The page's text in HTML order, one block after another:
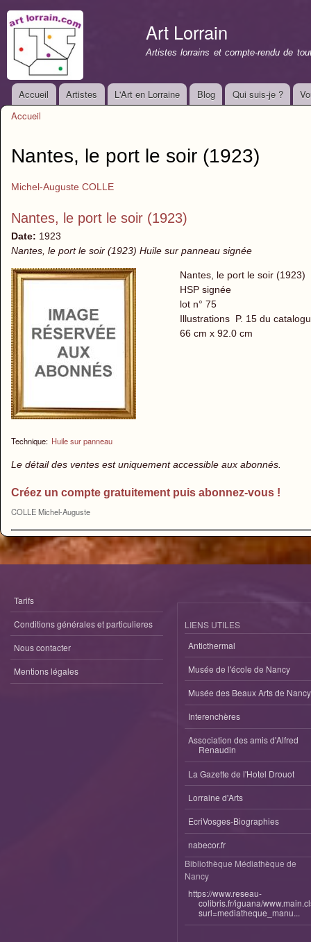
Art Lorrain
Artistes lorrains et compte-rendu de
Menu principal
Accueil Artistes L'Art en Lorraine Blog Qui suis-je ?
Accueil
Nantes, le port le soir (1923)
Michel-Auguste COLLE
Nantes, le port le soir (1923)
Date: 1923
Nantes, le port le soir (1923) Huile sur panneau signée
Technique: Huile sur panneau
Nantes, le port le soir (1923)
HSP signée
lot n° 75
Illustrations P. 15 du
66 cm x 92.0 cm
Le détail des ventes est uniquement accessible aux abonnés.
Créez un compte gratuitement puis abonnez-vous !
COLLE Michel-Auguste
Tarifs
Conditions générales et particulieres
Nous contacter
Mentions légales
LIENS UTILES
Anticthermal
Musée de l'école de Nancy
Musée des Beaux Arts de Nancy
Interenchères
Association des amis d'Alfred
Renaudin
La Gazette de l'Hotel Drouot
Lorraine d'Arts
EcriVosges-Biographies
nabecor.fr
Bibliothèque Médiathèque de
Nancy
https://www.reseau-
colibris.fr/iguana/
surl=mediatheque_manu...